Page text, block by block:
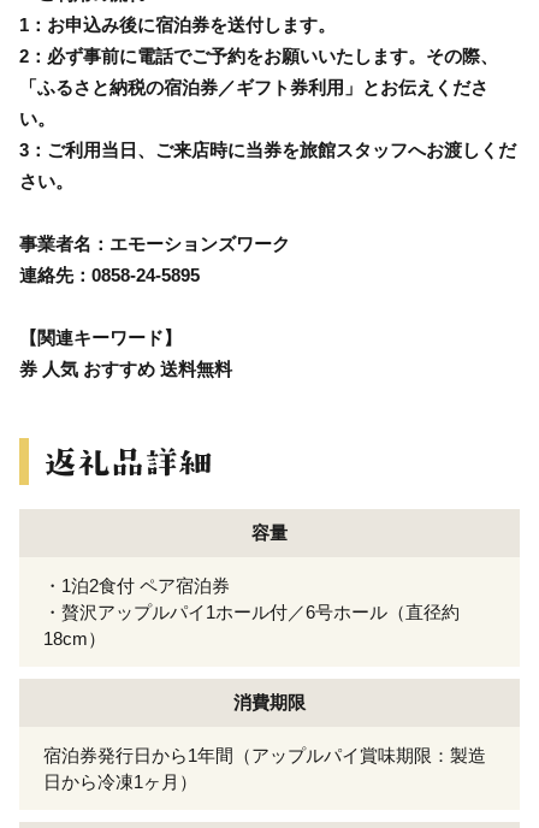
1：お申込み後に宿泊券を送付します。
2：必ず事前に電話でご予約をお願いいたします。その際、
「ふるさと納税の宿泊券／ギフト券利用」とお伝えくださ
い。
3：ご利用当日、ご来店時に当券を旅館スタッフへお渡しくだ
さい。
事業者名：エモーションズワーク
連絡先：0858-24-5895
【関連キーワード】
券 人気 おすすめ 送料無料
容量
・1泊2食付 ペア宿泊券
・贅沢アップルパイ1ホール付／6号ホール（直径約
18cm）
消費期限
宿泊券発行日から1年間（アップルパイ賞味期限：製造
日から冷凍1ヶ月）